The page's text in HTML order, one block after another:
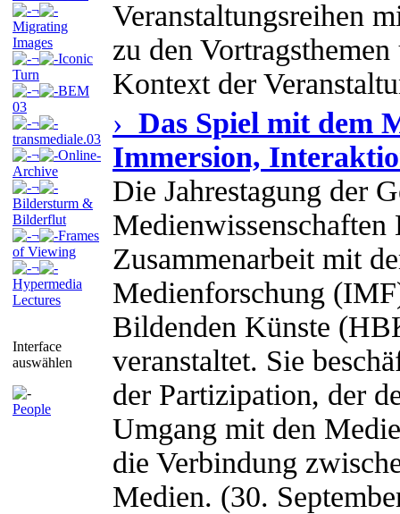
¬
Migrating
Images
¬
Iconic
Turn
¬
BEM
03
¬
transmediale.03
¬
Online-
Archive
¬
Bildersturm &
Bilderflut
¬
Frames
of Viewing
¬
Hypermedia
Lectures
Interface
auswählen
People
Veranstaltungsreihen
zu den
Kontext der
› Das Spiel mit dem
Immersion,
Die Jahrestagung der
Zusammenarbeit mit
Medienforschung
Bildenden Künste
veranstaltet. Sie
der Partizipation, der
Umgang mit den
die Verbindung
Medien. (30.